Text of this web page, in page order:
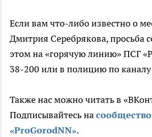
Если вам что-либо известно о
Дмитрия Серебрякова, просьба
этом на «горячую линию» ПСГ
38-200 или в полицию по каналу
Также нас можно читать в
Подписывайтесь насообщество
«ProGorodNN».